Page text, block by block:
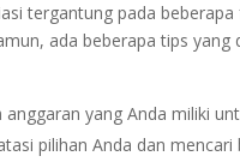
tergantung pada
ada beberapa tips
anggaran yang Anda miliki
pilihan Anda dan